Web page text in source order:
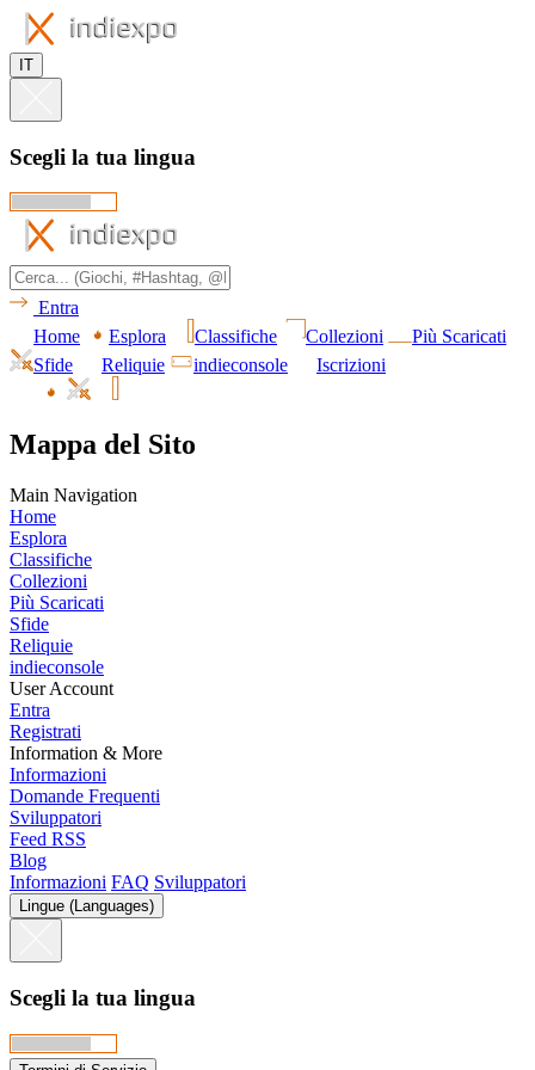
IT
Scegli la tua lingua
Entra
Home
Esplora Classifiche Collezioni
Più Scaricati
Sfide
Reliquie indieconsole Iscrizioni
Mappa del Sito
Main Navigation
Home
Esplora
Classifiche
Collezioni
Più Scaricati
Sfide
Reliquie
indieconsole
User Account
Entra
Registrati
Information & More
Informazioni
Domande Frequenti
Sviluppatori
Feed RSS
Blog
Informazioni FAQ Sviluppatori
Lingue (Languages)
Scegli la tua lingua